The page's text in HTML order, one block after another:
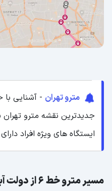
مترو تهران - آشنایی با
جدیدترین نقشه مترو تهران
ایستگاه های ویژه افراد
مسیر مترو خط 6 از دولت آباد تا کوهسار